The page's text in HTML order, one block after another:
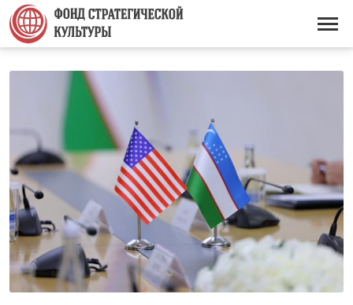
Перейти
основному
содержанию
Основная